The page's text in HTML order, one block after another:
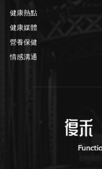
健康熱點
健康媒體
營養保健
情感溝通